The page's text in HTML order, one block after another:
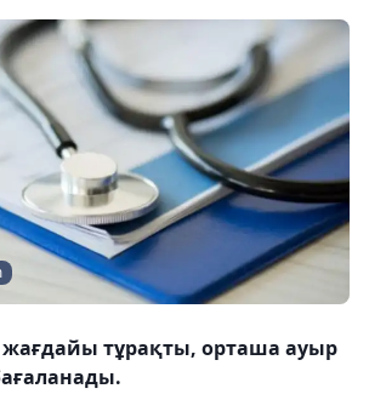
тұрақты, орташа ауыр